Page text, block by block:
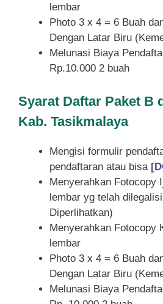
lembar
Photo 3 x 4 = 6 Buah
Dengan Latar Biru
Melunasi Biaya
Rp.10.000 2 buah
Syarat Daftar Paket B
Kab. Tasikmalaya
Mengisi formulir
pendaftaran atau bisa
Menyerahkan Fotocopy
lembar yg telah
Diperlihatkan)
Menyerahkan Fotocopy
lembar
Photo 3 x 4 = 6 Buah
Dengan Latar Biru
Melunasi Biaya